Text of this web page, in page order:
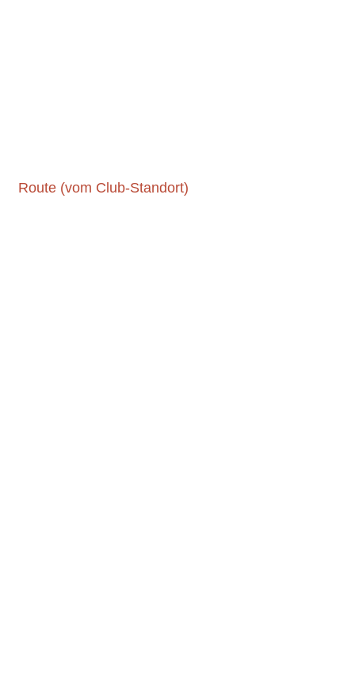
Route (vom Club-Standort)